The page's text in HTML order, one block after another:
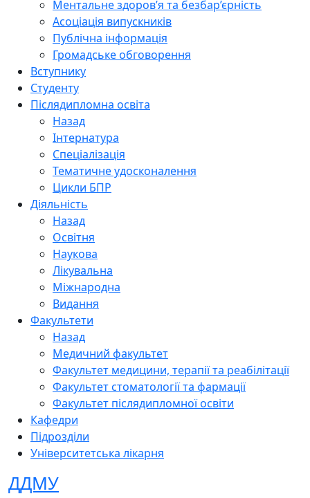
Ментальне здоров’я та безбар’єрність
Асоціація випускників
Публічна інформація
Громадське обговорення
Вступнику
Студенту
Післядипломна освіта
Назад
Інтернатура
Спеціалізація
Тематичне удосконалення
Цикли БПР
Діяльність
Назад
Освітня
Наукова
Лікувальна
Міжнародна
Видання
Факультети
Назад
Медичний факультет
Факультет медицини, терапії та реабілітації
Факультет стоматології та фармації
Факультет післядипломної освіти
Кафедри
Підрозділи
Університетська лікарня
ДДМУ